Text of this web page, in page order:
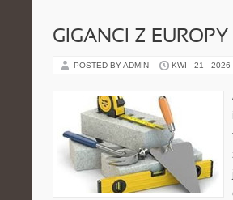
GIGANCI Z EUROPY
POSTED BY ADMIN KWI - 21 - 2026